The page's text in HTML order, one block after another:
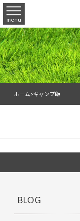
menu
ホーム>キャンプ飯
BLOG